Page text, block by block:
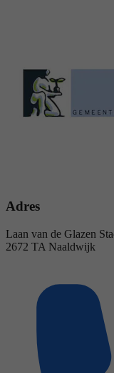
Adres
Laan van de Glazen
2672 TA Naaldwijk